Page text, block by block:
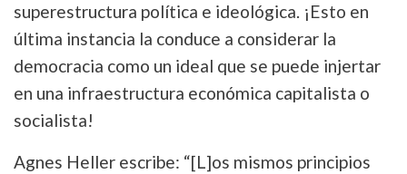
superestructura política e ideológica. ¡Esto en
última instancia la conduce a considerar la
democracia como un ideal que se puede injertar
en una infraestructura económica capitalista o
socialista!
Agnes Heller escribe: “[L]os mismos principios